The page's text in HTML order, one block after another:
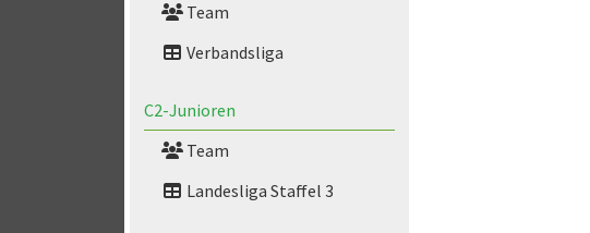
Team
Verbandsliga
C2-Junioren
Team
Landesliga Staffel 3